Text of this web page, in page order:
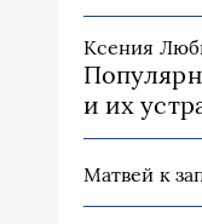
Ксения
и их
Матвей к